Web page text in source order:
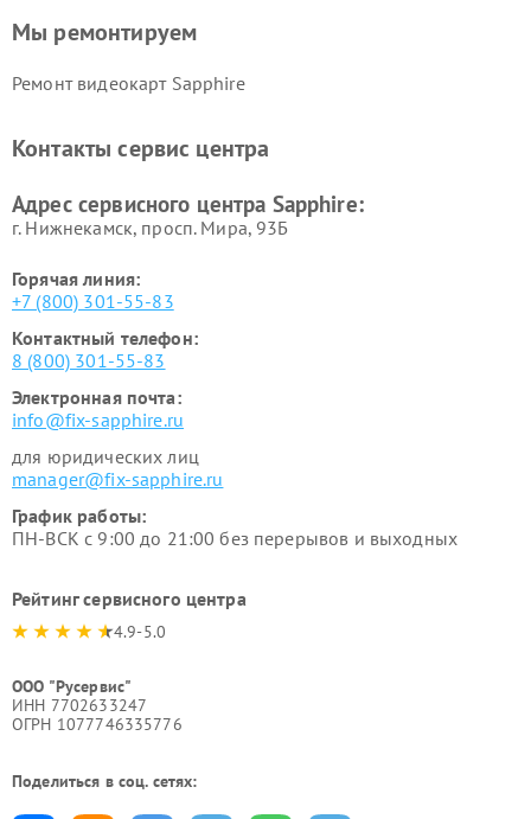
Мы ремонтируем
Ремонт видеокарт Sapphire
Контакты сервис центра
Адрес сервисного центра Sapphire:
г. Нижнекамск, просп. Мира, 93Б
Горячая линия:
+7 (800) 301-55-83
Контактный телефон:
8 (800) 301-55-83
Электронная почта:
info@fix-sapphire.ru
для юридических лиц
manager@fix-sapphire.ru
График работы:
ПН-ВСК с 9:00 до 21:00 без перерывов и выходных
Рейтинг сервисного центра
4.9-5.0
ООО "Русервис"
ИНН 7702633247
ОГРН 1077746335776
Поделиться в соц. сетях: